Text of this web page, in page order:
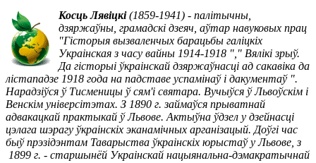
Косць Лявіцкі(1859-1941) - палітычны,
дзяржаўны, грамадскі дзеяч, аўтар навуковых прац
"Гісторыя вызваленчых барацьбы галіцкіх
Украінская з часу вайны 1914-1918 "," Вялікі зрыў.
Да гісторыі ўкраінскай дзяржаўнасці ад сакавіка да
лістападзе 1918 года на падставе успамінаў і дакументаў ".
Нарадзіўся ў Тисменицы ў сям'і святара. Вучыўся ў Львоўскім і
Венскім універсітэтах. З 1890 г. займаўся прыватнай
адвакацкай практыкай ў Львове. Актыўна ўдзел у дзейнасці
цэлага шэрагу ўкраінскіх эканамічных арганізацый. Доўгі час
быў прэзідэнтам Таварыства ўкраінскіх юрыстаў у Львове, з
1899 г. - старшынёй Украінскай нацыянальна-дэмакратычнай